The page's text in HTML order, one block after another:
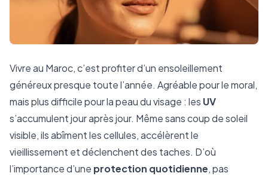
Vivre au Maroc, c’est profiter d’un ensoleillement
généreux presque toute l’année. Agréable pour le moral,
mais plus difficile pour la peau du visage : les UV
s’accumulent jour après jour. Même sans coup de soleil
visible, ils abîment les cellules, accélèrent le
vieillissement et déclenchent des taches. D’où
l’importance d’une protection quotidienne, pas